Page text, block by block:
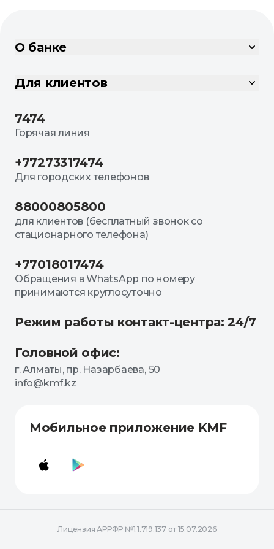
О банке
Для клиентов
7474
Горячая линия
+77273317474
Для городских телефонов
88000805800
для клиентов (бесплатный звонок со
стационарного телефона)
+77018017474
Обращения в WhatsApp по номеру
принимаются круглосуточно
Режим работы контакт-центра: 24/7
Головной офис:
г. Алматы, пр. Назарбаева, 50
info@kmf.kz
Мобильное приложение KMF
Лицензия АРРФР №1.1.719.137 от 15.07.2026